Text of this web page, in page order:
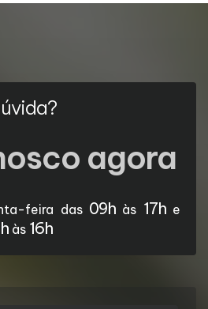
agora
feira das 09hàs 17he
às 16h